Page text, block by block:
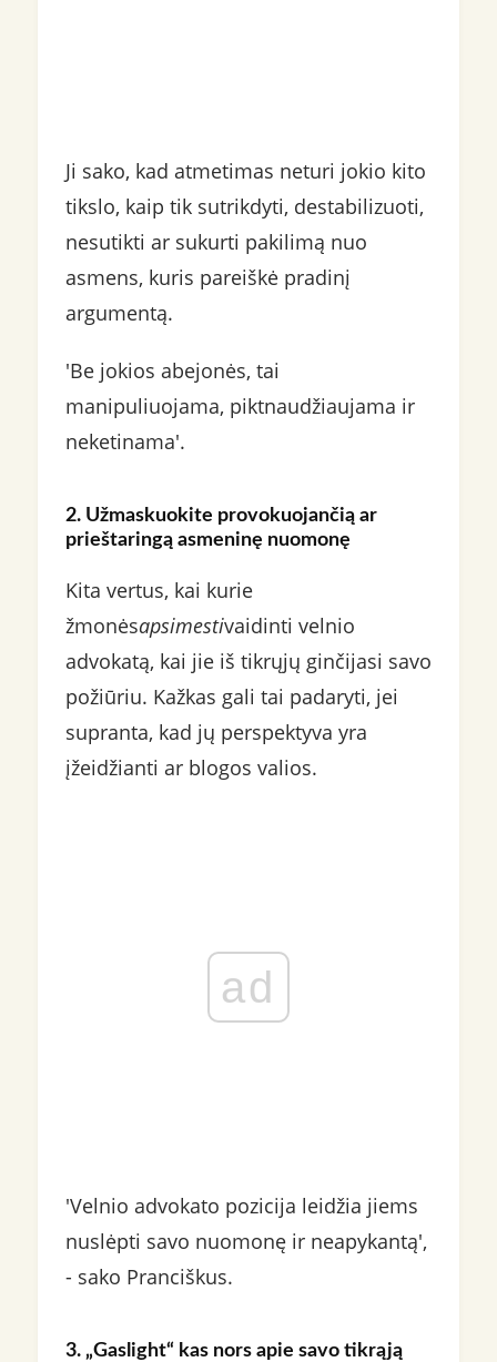
Ji sako, kad atmetimas neturi jokio kito
tikslo, kaip tik sutrikdyti, destabilizuoti,
nesutikti ar sukurti pakilimą nuo
asmens, kuris pareiškė pradinį
argumentą.
'Be jokios abejonės, tai
manipuliuojama, piktnaudžiaujama ir
neketinama'.
2. Užmaskuokite provokuojančią ar
prieštaringą asmeninę nuomonę
Kita vertus, kai kurie
žmonėsapsimestivaidinti velnio
advokatą, kai jie iš tikrųjų ginčijasi savo
požiūriu. Kažkas gali tai padaryti, jei
supranta, kad jų perspektyva yra
įžeidžianti ar blogos valios.
ad
'Velnio advokato pozicija leidžia jiems
nuslėpti savo nuomonę ir neapykantą',
- sako Pranciškus.
3. „Gaslight“ kas nors apie savo tikrąją